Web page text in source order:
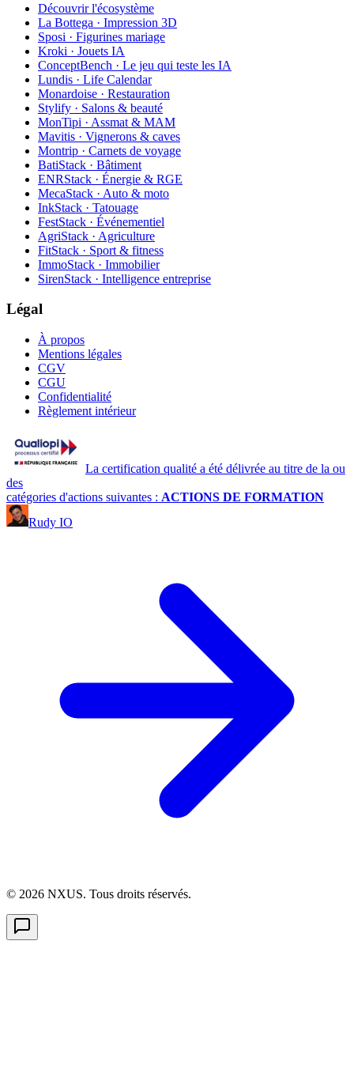
Découvrir l'écosystème
La Bottega · Impression 3D
Sposi · Figurines mariage
Kroki · Jouets IA
ConceptBench · Le jeu qui teste les IA
Lundis · Life Calendar
Monardoise · Restauration
Stylify · Salons & beauté
MonTipi · Assmat & MAM
Mavitis · Vignerons & caves
Montrip · Carnets de voyage
BatiStack · Bâtiment
ENRStack · Énergie & RGE
MecaStack · Auto & moto
InkStack · Tatouage
FestStack · Événementiel
AgriStack · Agriculture
FitStack · Sport & fitness
ImmoStack · Immobilier
SirenStack · Intelligence entreprise
Légal
À propos
Mentions légales
CGV
CGU
Confidentialité
Règlement intérieur
La certification qualité a été délivrée au titre de la ou
des
catégories d'actions suivantes : ACTIONS DE FORMATION
Rudy IO
© 2026 NXUS. Tous droits réservés.